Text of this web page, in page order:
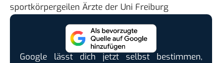
sportkörpergeilen Ärzte der Uni Freiburg
Google lässt dich jetzt selbst bestimmen,